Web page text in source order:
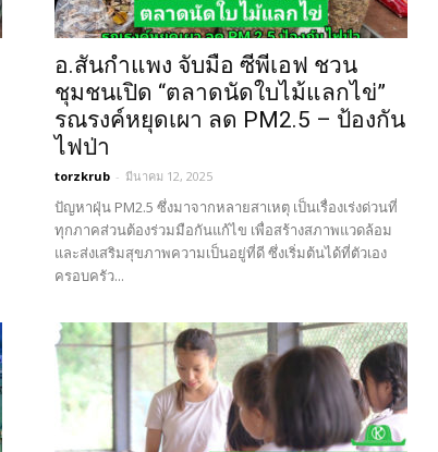
อ.สันกำแพง จับมือ ซีพีเอฟ ชวน
ชุมชนเปิด “ตลาดนัดใบไม้แลกไข่”
รณรงค์หยุดเผา ลด PM2.5 – ป้องกัน
ไฟป่า
torzkrub - มีนาคม 12, 2025
ปัญหาฝุ่น PM2.5 ซึ่งมาจากหลายสาเหตุ เป็นเรื่องเร่งด่วนที่
ทุกภาคส่วนต้องร่วมมือกันแก้ไข เพื่อสร้างสภาพแวดล้อม
และส่งเสริมสุขภาพความเป็นอยู่ที่ดี ซึ่งเริ่มต้นได้ที่ตัวเอง
ครอบครัว...